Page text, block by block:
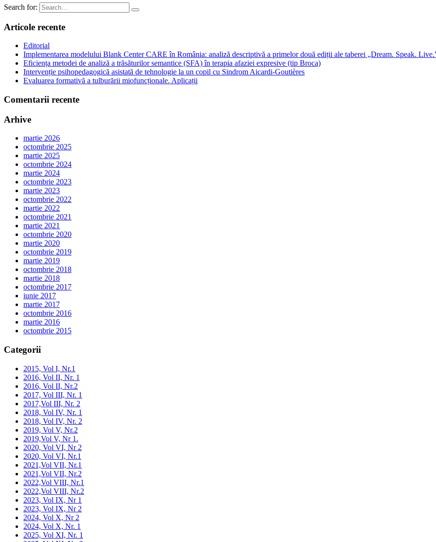
Search for:
Articole recente
Editorial
Implementarea modelului Blank Center CARE în România: analiză descriptivă a primelor două ediții ale taberei „Dream. Speak.
Eficiența metodei de analiză a trăsăturilor semantice (SFA) în terapia afaziei expresive (tip Broca)
Intervenție psihopedagogică asistată de tehnologie la un copil cu Sindrom Aicardi-Goutières
Evaluarea formativă a tulburării miofuncționale. Aplicații
Comentarii recente
Arhive
martie 2026
octombrie 2025
martie 2025
octombrie 2024
martie 2024
octombrie 2023
martie 2023
octombrie 2022
martie 2022
octombrie 2021
martie 2021
octombrie 2020
martie 2020
octombrie 2019
martie 2019
octombrie 2018
martie 2018
octombrie 2017
iunie 2017
martie 2017
octombrie 2016
martie 2016
octombrie 2015
Categorii
2015, Vol I, Nr.1
2016, Vol II, Nr. 1
2016, Vol II, Nr.2
2017, Vol III, Nr. 1
2017,Vol III, Nr. 2
2018, Vol IV, Nr. 1
2018, Vol IV, Nr. 2
2019, Vol V, Nr.2
2019,Vol V, Nr 1.
2020, Vol VI, Nr 2
2020, Vol VI, Nr.1
2021,Vol VII, Nr.1
2021,Vol VII, Nr.2
2022,Vol VIII, Nr.1
2022,Vol VIII, Nr.2
2023, Vol IX, Nr 1
2023, Vol IX, Nr 2
2024, Vol X, Nr 2
2024, Vol X, Nr. 1
2025, Vol XI, Nr. 1